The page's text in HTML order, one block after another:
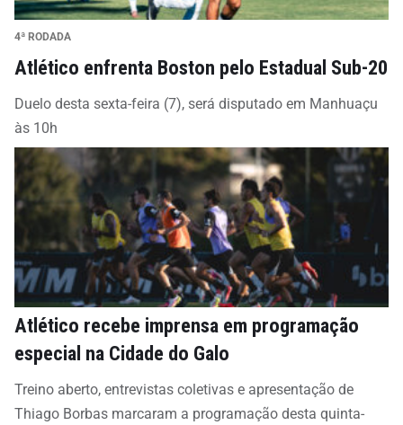
4ª RODADA
Atlético enfrenta Boston pelo Estadual Sub-20
Duelo desta sexta-feira (7), será disputado em Manhuaçu
às 10h
Atlético recebe imprensa em programação
especial na Cidade do Galo
Treino aberto, entrevistas coletivas e apresentação de
Thiago Borbas marcaram a programação desta quinta-